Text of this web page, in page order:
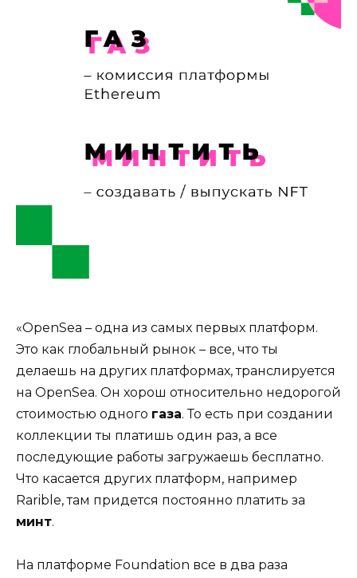
«OpenSea – одна из самых первых платформ.
Это как глобальный рынок – все, что ты
делаешь на других платформах, транслируется
на OpenSea. Он хорош относительно недорогой
стоимостью одного газа. То есть при создании
коллекции ты платишь один раз, а все
последующие работы загружаешь бесплатно.
Что касается других платформ, например
Rarible, там придется постоянно платить за
минт.
На платформе Foundation все в два раза